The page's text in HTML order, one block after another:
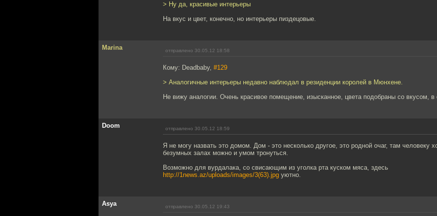
> Ну да, красивые интерьеры
На вкус и цвет, конечно, но интерьеры пиздецовые.
Marina отправлено 30.05.12 18:58
Кому: Deadbaby, #129
> Аналогичные интерьеры недавно наблюдал в резиденции королей в Мюнхене.
Не вижу аналогии. Очень красивое помещение, изысканное, цвета подобраны со вкусом, в
Doom отправлено 30.05.12 18:59
Я не могу назвать это домом. Дом - это несколько другое, это родной очаг, там человеку
безумных залах можно и умом тронуться.
Возможно для вурдалака, со свисающим из уголка рта куском мяса, здесь
http://1news.az/uploads/images/3(63).jpg уютно.
Asya отправлено 30.05.12 19:43